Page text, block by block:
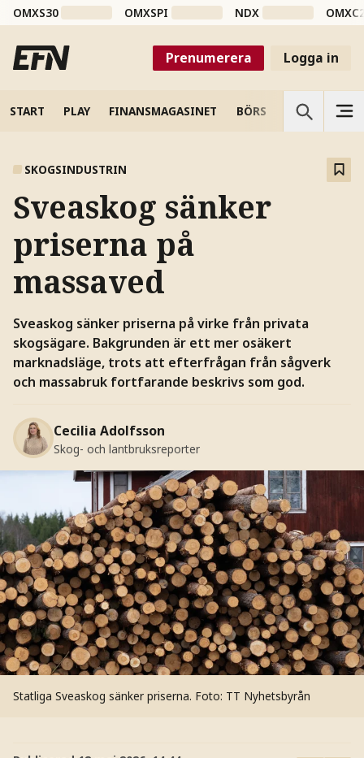
OMXS30 OMXSPI NDX
Prenumerera Logga in
START PLAY FINANSMAGASINET BÖRS VETENSKAP
SKOGSINDUSTRIN
Sveaskog sänker
priserna på
massaved
Sveaskog sänker priserna på virke från privata
skogsägare. Bakgrunden är ett mer osäkert
marknadsläge, trots att efterfrågan från sågverk
och massabruk fortfarande beskrivs som god.
Cecilia Adolfsson
Skog- och lantbruksreporter
Statliga Sveaskog sänker priserna. Foto: TT Nyhetsbyrån